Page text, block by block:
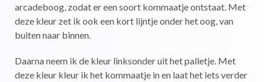
arcadeboog, zodat er een soort kommaatje ontstaat. Met
deze kleur zet ik ook een kort lijntje onder het oog, van
buiten naar binnen.
Daarna neem ik de kleur linksonder uit het palletje. Met
deze kleur kleur ik het kommaatje in en laat het iets verder